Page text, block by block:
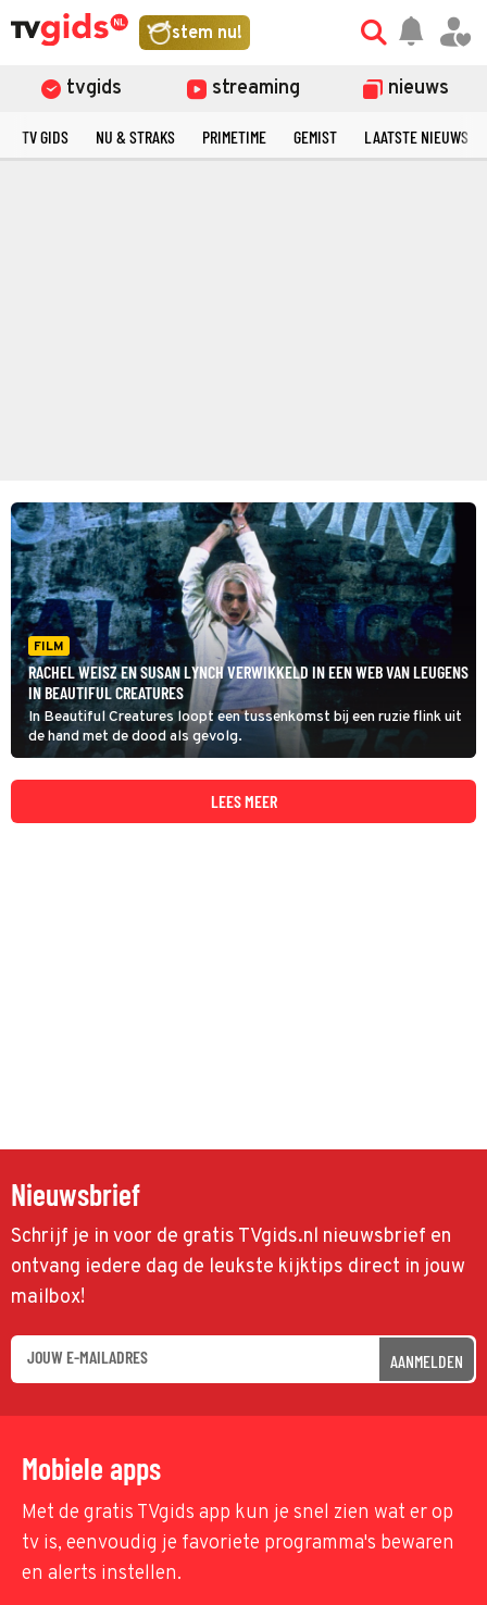
stem nu!
tvgids streaming nieuws
TV GIDS NU & STRAKS PRIMETIME GEMIST LAATSTE NIEUWS
FILM
RACHEL WEISZ EN SUSAN LYNCH VERWIKKELD IN EEN WEB VAN LEUGENS
IN BEAUTIFUL CREATURES
In Beautiful Creatures loopt een tussenkomst bij een ruzie flink uit
de hand met de dood als gevolg.
LEES MEER
Nieuwsbrief
Schrijf je in voor de gratis TVgids.nl nieuwsbrief en
ontvang iedere dag de leukste kijktips direct in jouw
mailbox!
AANMELDEN
Mobiele apps
Met de gratis TVgids app kun je snel zien wat er op
tv is, eenvoudig je favoriete programma's bewaren
en alerts instellen.